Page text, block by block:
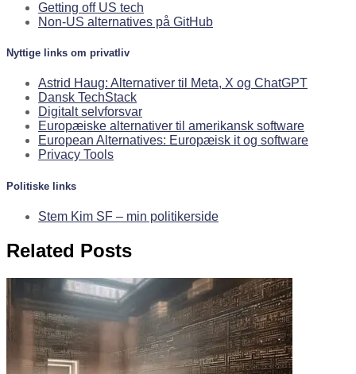
Getting off US tech
Non-US alternatives på GitHub
Nyttige links om privatliv
Astrid Haug: Alternativer til Meta, X og ChatGPT
Dansk TechStack
Digitalt selvforsvar
Europæiske alternativer til amerikansk software
European Alternatives: Europæisk it og software
Privacy Tools
Politiske links
Stem Kim SF – min politikerside
Related Posts